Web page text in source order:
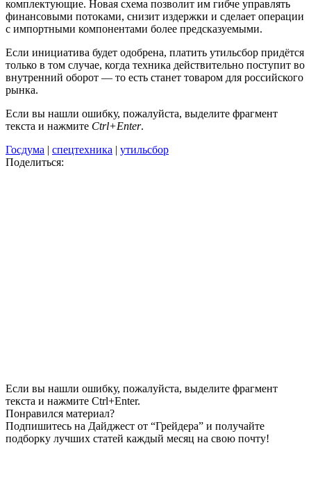
комплектующие. Новая схема позволит им гибче управлять
финансовыми потоками, снизит издержки и сделает операции
с импортными компонентами более предсказуемыми.
Если инициатива будет одобрена, платить утильсбор придётся
только в том случае, когда техника действительно поступит во
внутренний оборот — то есть станет товаром для российского
рынка.
Если вы нашли ошибку, пожалуйста, выделите фрагмент
текста и нажмите Ctrl+Enter.
Госдума | спецтехника | утильсбор
Поделиться:
Если вы нашли ошибку, пожалуйста, выделите фрагмент
текста и нажмите Ctrl+Enter.
Понравился материал?
Подпишитесь на Дайджест от “Грейдера” и получайте
подборку лучших статей каждый месяц на свою почту!